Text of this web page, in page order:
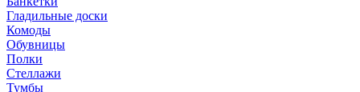
Гладильные доски
Комоды
Обувницы
Полки
Стеллажи
Тумбы